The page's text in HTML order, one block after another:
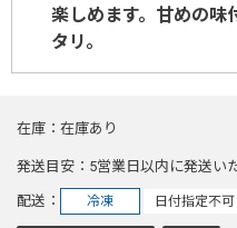
楽しめます。甘めの味
タリ。
在庫 在庫あり
発送目安 5営業日以内に発送い
配送 冷凍 日付指定不可